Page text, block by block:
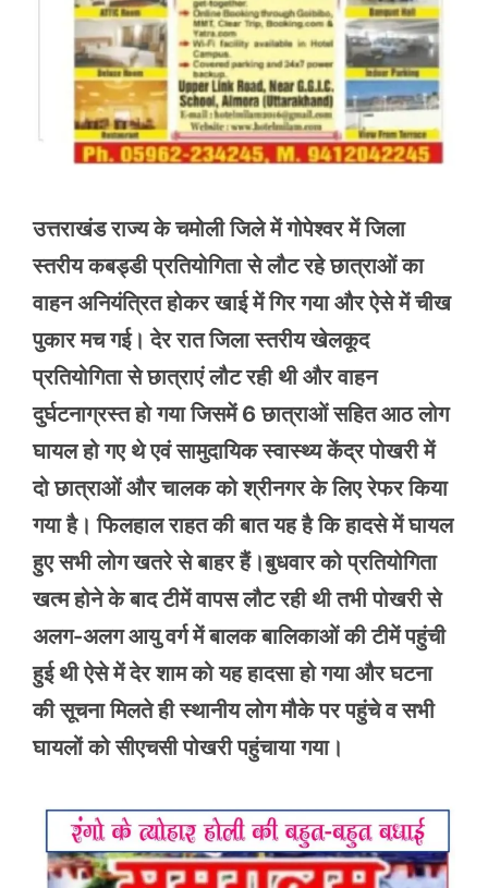
उत्तराखंड राज्य के चमोली जिले में गोपेश्वर में जिला
स्तरीय कबड्डी प्रतियोगिता से लौट रहे छात्राओं का
वाहन अनियंत्रित होकर खाई में गिर गया और ऐसे में चीख
पुकार मच गई। देर रात जिला स्तरीय खेलकूद
प्रतियोगिता से छात्राएं लौट रही थी और वाहन
दुर्घटनाग्रस्त हो गया जिसमें 6 छात्राओं सहित आठ लोग
घायल हो गए थे एवं सामुदायिक स्वास्थ्य केंद्र पोखरी में
दो छात्राओं और चालक को श्रीनगर के लिए रेफर किया
गया है। फिलहाल राहत की बात यह है कि हादसे में घायल
हुए सभी लोग खतरे से बाहर हैं।बुधवार को प्रतियोगिता
खत्म होने के बाद टीमें वापस लौट रही थी तभी पोखरी से
अलग-अलग आयु वर्ग में बालक बालिकाओं की टीमें पहुंची
हुई थी ऐसे में देर शाम को यह हादसा हो गया और घटना
की सूचना मिलते ही स्थानीय लोग मौके पर पहुंचे व सभी
घायलों को सीएचसी पोखरी पहुंचाया गया।